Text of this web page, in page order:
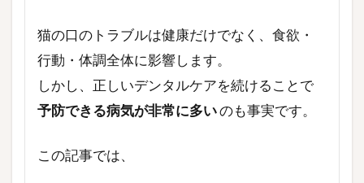
猫の口のトラブルは健康だけでなく、食欲・
行動・体調全体に影響します。
しかし、正しいデンタルケアを続けることで
予防できる病気が非常に多いのも事実です。
この記事では、